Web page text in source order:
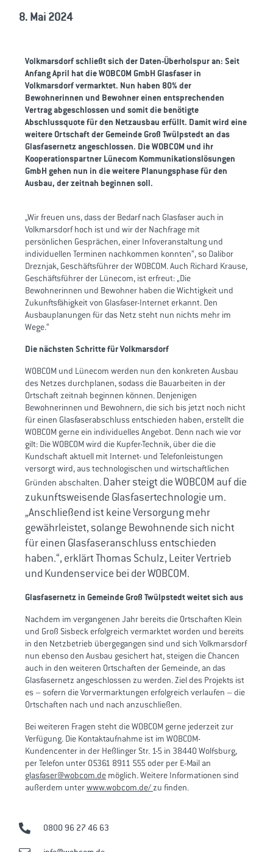
8. Mai 2024
Volkmarsdorf schließt sich der Daten-Überholspur an: Seit
Anfang April hat die WOBCOM GmbH Glasfaser in
Volkmarsdorf vermarktet. Nun haben 80% der
Bewohnerinnen und Bewohner einen entsprechenden
Vertrag abgeschlossen und somit die benötigte
Abschlussquote für den Netzausbau erfüllt. Damit wird eine
weitere Ortschaft der Gemeinde Groß Twülpstedt an das
Glasfasernetz angeschlossen. Die WOBCOM und ihr
Kooperationspartner Lünecom Kommunikationslösungen
GmbH gehen nun in die weitere Planungsphase für den
Ausbau, der zeitnah beginnen soll.
„Wir freuen uns, dass der Bedarf nach Glasfaser auch in
Volkmarsdorf hoch ist und wir der Nachfrage mit
persönlichen Gesprächen, einer Infoveranstaltung und
individuellen Terminen nachkommen konnten“, so Dalibor
Dreznjak, Geschäftsführer der WOBCOM. Auch Richard Krause,
Geschäftsführer der Lünecom, ist erfreut: „Die
Bewohnerinnen und Bewohner haben die Wichtigkeit und
Zukunftsfähigkeit von Glasfaser-Internet erkannt. Den
Ausbauplanungen für das Netz steht nun nichts mehr im
Wege.“
Die nächsten Schritte für Volkmarsdorf
WOBCOM und Lünecom werden nun den konkreten Ausbau
des Netzes durchplanen, sodass die Bauarbeiten in der
Ortschaft zeitnah beginnen können. Denjenigen
Bewohnerinnen und Bewohnern, die sich bis jetzt noch nicht
für einen Glasfaserabschluss entschieden haben, erstellt die
WOBCOM gerne ein individuelles Angebot. Denn nach wie vor
gilt: Die WOBCOM wird die Kupfer-Technik, über die die
Kundschaft aktuell mit Internet- und Telefonleistungen
versorgt wird, aus technologischen und wirtschaftlichen
Gründen abschalten. Daher steigt die WOBCOM auf die
zukunftsweisende Glasfasertechnologie um.
„Anschließend ist keine Versorgung mehr
gewährleistet, solange Bewohnende sich nicht
für einen Glasfaseranschluss entschieden
haben.“, erklärt Thomas Schulz, Leiter Vertrieb
und Kundenservice bei der WOBCOM.
Glasfasernetz in Gemeinde Groß Twülpstedt weitet sich aus
Nachdem im vergangenen Jahr bereits die Ortschaften Klein
und Groß Sisbeck erfolgreich vermarktet worden und bereits
in den Netzbetrieb übergegangen sind und sich Volkmarsdorf
nun ebenso den Ausbau gesichert hat, steigen die Chancen
auch in den weiteren Ortschaften der Gemeinde, an das
Glasfasernetz angeschlossen zu werden. Ziel des Projekts ist
es – sofern die Vorvermarktungen erfolgreich verlaufen – die
Ortschaften nach und nach anzuschließen.
Bei weiteren Fragen steht die WOBCOM gerne jederzeit zur
Verfügung. Die Kontaktaufnahme ist im WOBCOM-
Kundencenter in der Heßlinger Str. 1-5 in 38440 Wolfsburg,
per Telefon unter 05361 8911 555 oder per E-Mail an
glasfaser@wobcom.de möglich. Weitere Informationen sind
außerdem unterwww.wobcom.de/zu finden.
0800 96 27 46 63